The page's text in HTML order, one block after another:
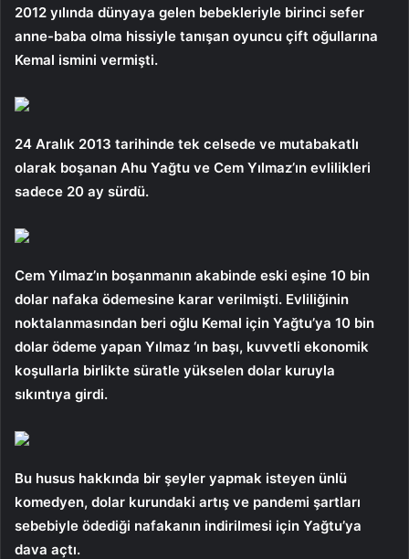
2012 yılında dünyaya gelen bebekleriyle birinci sefer
anne-baba olma hissiyle tanışan oyuncu çift oğullarına
Kemal ismini vermişti.
24 Aralık 2013 tarihinde tek celsede ve mutabakatlı
olarak boşanan Ahu Yağtu ve Cem Yılmaz’ın evlilikleri
sadece 20 ay sürdü.
Cem Yılmaz’ın boşanmanın akabinde eski eşine 10 bin
dolar nafaka ödemesine karar verilmişti. Evliliğinin
noktalanmasından beri oğlu Kemal için Yağtu’ya 10 bin
dolar ödeme yapan Yılmaz ‘ın başı, kuvvetli ekonomik
koşullarla birlikte süratle yükselen dolar kuruyla
sıkıntıya girdi.
Bu husus hakkında bir şeyler yapmak isteyen ünlü
komedyen, dolar kurundaki artış ve pandemi şartları
sebebiyle ödediği nafakanın indirilmesi için Yağtu’ya
dava açtı.